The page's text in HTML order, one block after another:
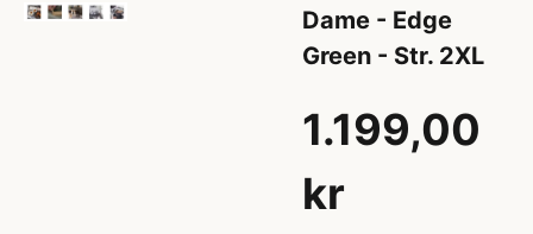
Dame - Edge
Green - Str. 2XL
1.199,00
kr